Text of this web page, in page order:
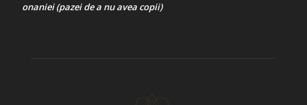
onaniei (pazei de a nu avea copii)